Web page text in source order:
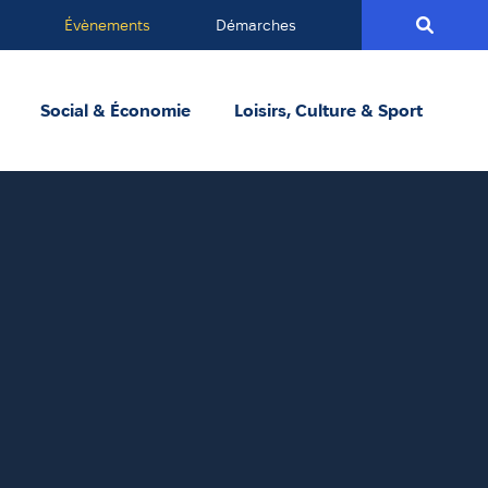
Évènements Démarches
Social & Économie Loisirs, Culture & Sport